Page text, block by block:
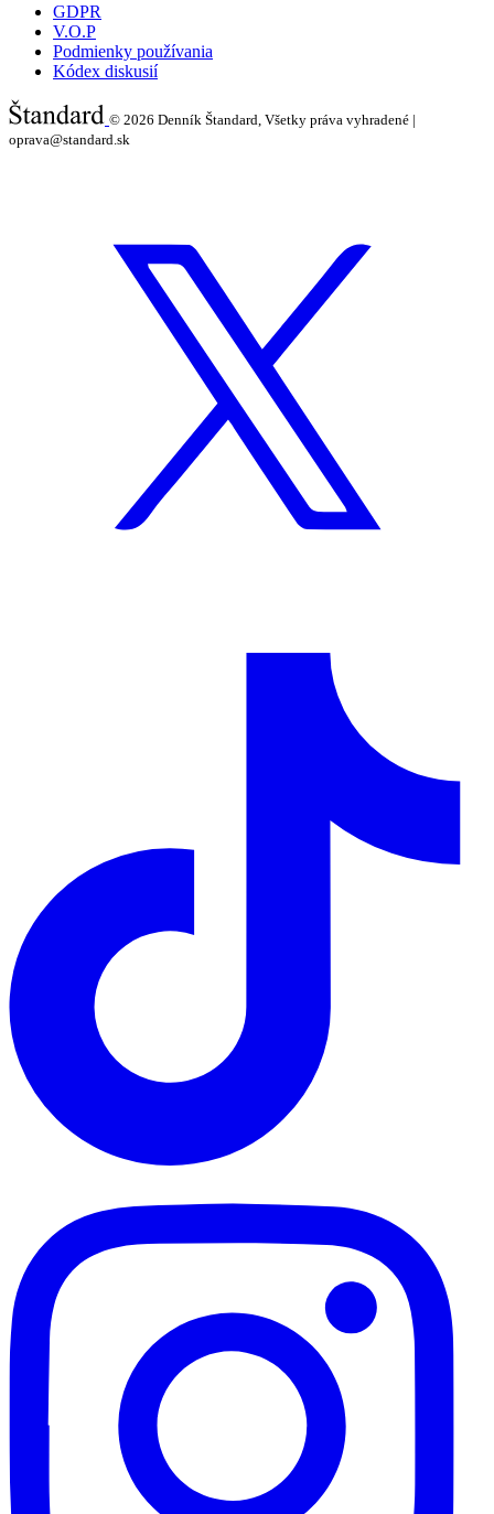
GDPR
V.O.P
Podmienky používania
Kódex diskusií
© 2026 Denník Štandard, Všetky práva vyhradené |
oprava@standard.sk